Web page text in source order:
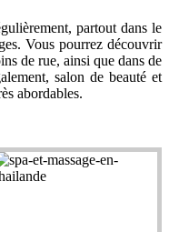
partout dans le
Vous pourrez découvrir
de rue, ainsi que dans de
salon de beauté et
abordables.